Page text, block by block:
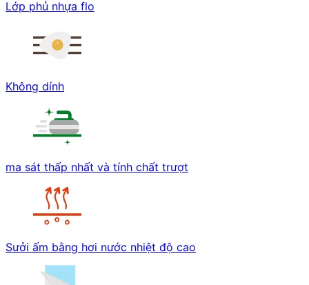
Lớp phủ nhựa flo
Không dính
ma sát thấp nhất và tính chất trượt
Sưởi ấm bằng hơi nước nhiệt độ cao